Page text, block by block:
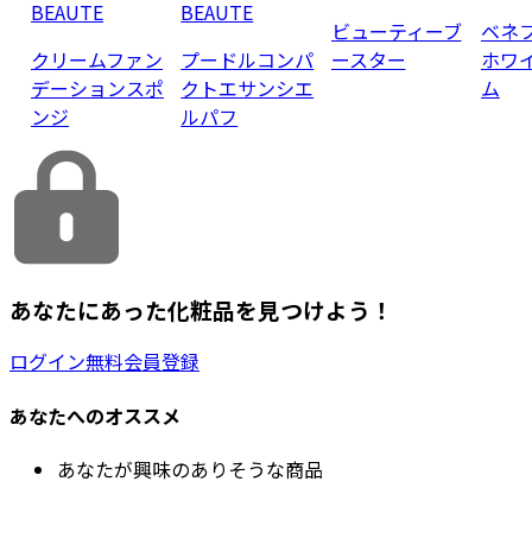
BEAUTE
クリームファン
デーションスポ
ンジ
BEAUTE
プードルコンパ
クトエサンシエ
ルパフ
ビューティーブ
ースター
ベネ
ホワ
ム
あなたにあった化粧品を見つけよう！
ログイン無料会員登録
あなたへのオススメ
あなたが興味のありそうな商品